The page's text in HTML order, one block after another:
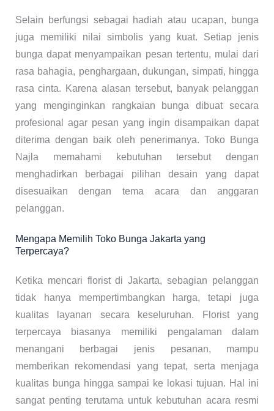
Selain berfungsi sebagai hadiah atau ucapan, bunga
juga memiliki nilai simbolis yang kuat. Setiap jenis
bunga dapat menyampaikan pesan tertentu, mulai dari
rasa bahagia, penghargaan, dukungan, simpati, hingga
rasa cinta. Karena alasan tersebut, banyak pelanggan
yang menginginkan rangkaian bunga dibuat secara
profesional agar pesan yang ingin disampaikan dapat
diterima dengan baik oleh penerimanya. Toko Bunga
Najla memahami kebutuhan tersebut dengan
menghadirkan berbagai pilihan desain yang dapat
disesuaikan dengan tema acara dan anggaran
pelanggan.
Mengapa Memilih Toko Bunga Jakarta yang
Terpercaya?
Ketika mencari florist di Jakarta, sebagian pelanggan
tidak hanya mempertimbangkan harga, tetapi juga
kualitas layanan secara keseluruhan. Florist yang
terpercaya biasanya memiliki pengalaman dalam
menangani berbagai jenis pesanan, mampu
memberikan rekomendasi yang tepat, serta menjaga
kualitas bunga hingga sampai ke lokasi tujuan. Hal ini
sangat penting terutama untuk kebutuhan acara resmi